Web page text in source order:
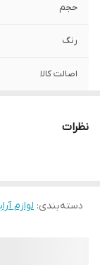
حجم
رنگ
اصالت کالا
نظرات
دسته‌بندی: لوازم